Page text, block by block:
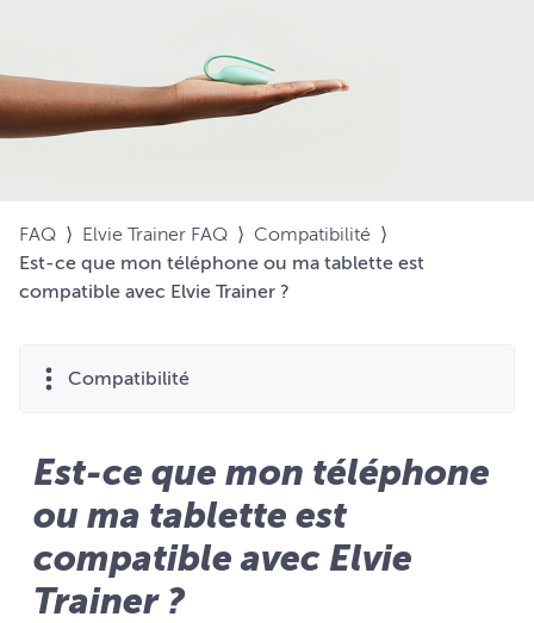
FAQ ⟩ Elvie Trainer FAQ ⟩ Compatibilité ⟩
Est-ce que mon téléphone ou ma tablette est
compatible avec Elvie Trainer ?
Compatibilité
Est-ce que mon téléphone
ou ma tablette est
compatible avec Elvie
Trainer ?